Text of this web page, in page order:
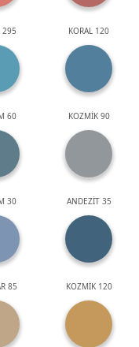
295 KORAL 120
60 KOZMİK 90
30 ANDEZİT 35
85 KOZMİK 120